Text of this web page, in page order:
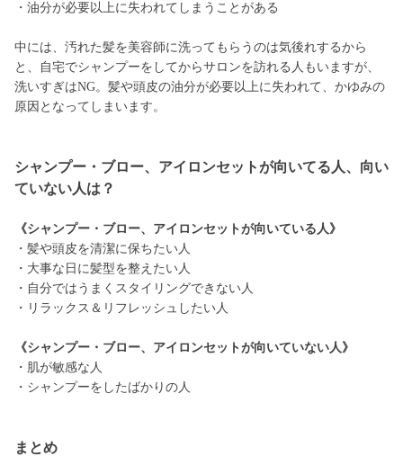
・油分が必要以上に失われてしまうことがある
中には、汚れた髪を美容師に洗ってもらうのは気後れするから
と、自宅でシャンプーをしてからサロンを訪れる人もいますが、
洗いすぎはNG。髪や頭皮の油分が必要以上に失われて、かゆみの
原因となってしまいます。
シャンプー・ブロー、アイロンセットが向いてる人、向い
ていない人は？
《シャンプー・ブロー、アイロンセットが向いている人》
・髪や頭皮を清潔に保ちたい人
・大事な日に髪型を整えたい人
・自分ではうまくスタイリングできない人
・リラックス＆リフレッシュしたい人
《シャンプー・ブロー、アイロンセットが向いていない人》
・肌が敏感な人
・シャンプーをしたばかりの人
まとめ